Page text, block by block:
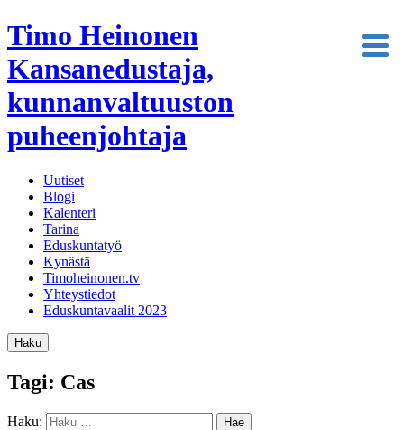
Timo Heinonen
Kansanedustaja,
kunnanvaltuuston
puheenjohtaja
Uutiset
Blogi
Kalenteri
Tarina
Eduskuntatyö
Kynästä
Timoheinonen.tv
Yhteystiedot
Eduskuntavaalit 2023
Haku
Tagi: Cas
Haku: